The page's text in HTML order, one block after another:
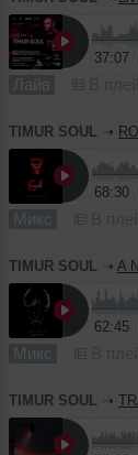
37:07
Лайв
TIMUR SOUL ➝
68:30
Микс
TIMUR SOUL ➝ A
62:45
Микс
TIMUR SOUL ➝